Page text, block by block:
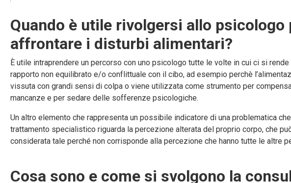
Quando è utile rivolgersi allo psicologo
affrontare i disturbi alimentari?
È utile intraprendere un percorso con uno psicologo tutte le volte in cui ci si
rapporto non equilibrato e/o conflittuale con il cibo, ad esempio perchè
vissuta con grandi sensi di colpa o viene utilizzata come strumento per
mancanze e per sedare delle sofferenze psicologiche.
Un altro elemento che rappresenta un possibile indicatore di una problematica
trattamento specialistico riguarda la percezione alterata del proprio corpo, che
considerata tale perché non corrisponde alla percezione che hanno tutte le altre
Cosa sono e come si svolgono la